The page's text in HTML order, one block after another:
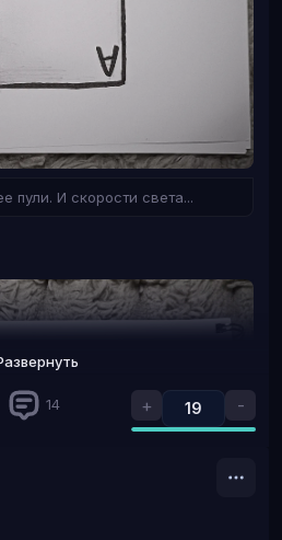
пули. И скорости света...
+ 19 -
14